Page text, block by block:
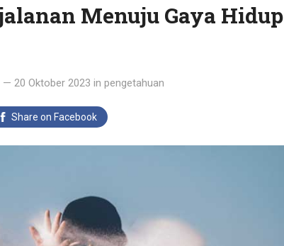
Menuju Gaya Hidup
— 20 Oktober 2023 in pengetahuan
Share on Facebook